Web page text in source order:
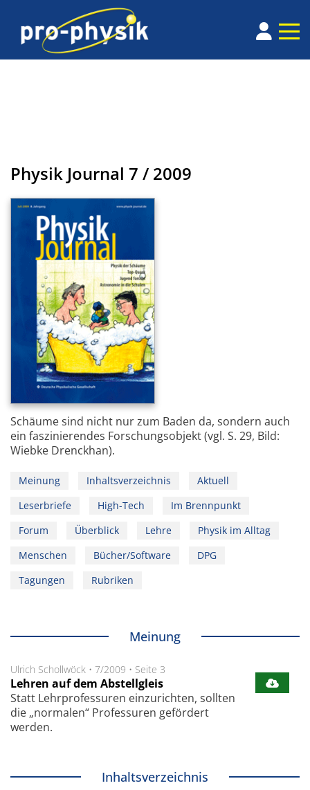
Physik Journal 7 / 2009
Schäume sind nicht nur zum Baden da, sondern auch
ein faszinierendes Forschungsobjekt (vgl. S. 29, Bild:
Wiebke Drenckhan).
Meinung Inhaltsverzeichnis
Aktuell
Leserbriefe
High-Tech
Im Brennpunkt
Forum
Überblick Lehre
Physik im Alltag
Menschen
Bücher/Software
DPG
Tagungen
Rubriken
Meinung
Ulrich Schollwöck • 7/2009 • Seite 3
Lehren auf dem Abstellgleis
Statt Lehrprofessuren einzurichten, sollten
die „normalen“ Professuren gefördert
werden.
Inhaltsverzeichnis